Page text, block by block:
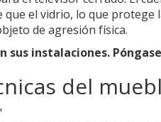
el vidrio, lo que
de agresión física.
sus instalaciones.
del